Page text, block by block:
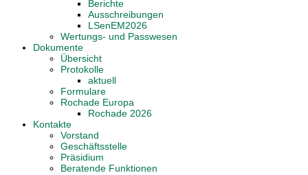
Berichte
Ausschreibungen
LSenEM2026
Wertungs- und Passwesen
Dokumente
Übersicht
Protokolle
aktuell
Formulare
Rochade Europa
Rochade 2026
Kontakte
Vorstand
Geschäftsstelle
Präsidium
Beratende Funktionen